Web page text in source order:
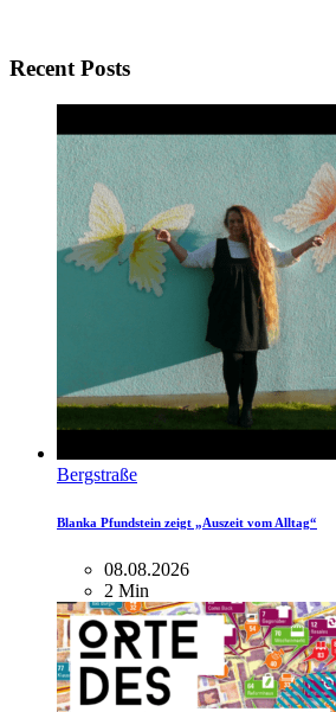
Recent Posts
Bergstraße
Blanka Pfundstein zeigt „Auszeit vom Alltag“
08.08.2026
2 Min